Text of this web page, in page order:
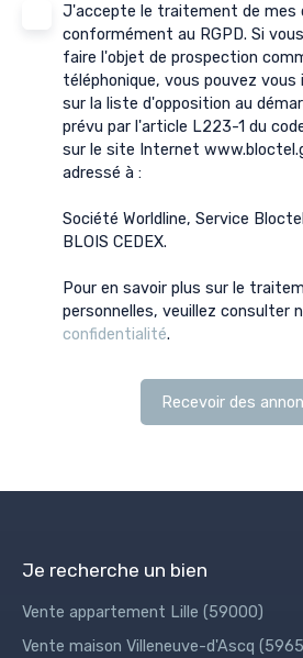
J'accepte le traitement de mes
conformément au RGPD. Si
faire l'objet de prospection
téléphonique, vous pouvez
sur la liste d'opposition au
prévu par l'article L223-1 du
sur le site Internet
adressé à :
Société Worldline, Service
BLOIS CEDEX.
Pour en savoir plus sur le
personnelles, veuillez consulter
confidentialité.
Recevoir des
Je recherche un bien
Vente appartement Lille (59000)
Vente maison Villeneuve-d'Ascq